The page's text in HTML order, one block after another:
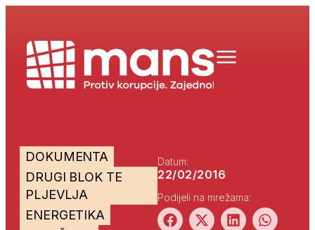
DOKUMENTA
DRUGI BLOK TE
PLJEVLJA
ENERGETIKA
Datum:
22/02/2016
Podijeli na mrežama: